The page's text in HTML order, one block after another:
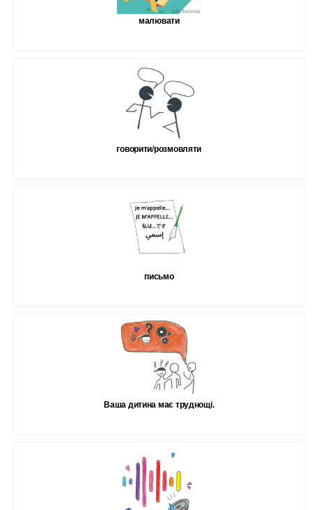
малювати
говорити/розмовляти
письмо
Ваша дитина має труднощі.